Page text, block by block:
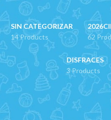
SIN CATEGORIZAR
14 Products
62
DISFRACES
3 Products